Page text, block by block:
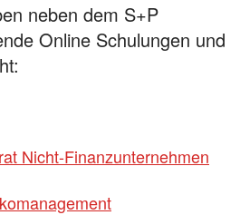
neben dem S+P
Online Schulungen und
Nicht-Finanzunternehmen